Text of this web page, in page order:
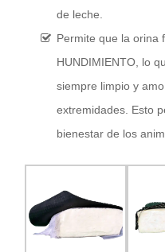
de leche.
Permite que la orina
HUNDIMIENTO, lo
siempre limpio y
extremidades. Esto
bienestar de los